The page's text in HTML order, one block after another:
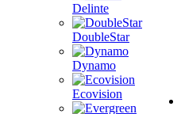
Delinte
DoubleStar
Dynamo
Ecovision